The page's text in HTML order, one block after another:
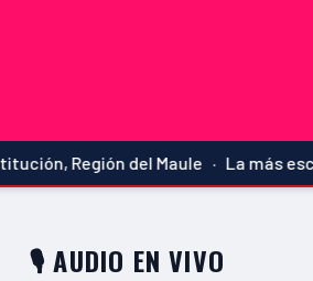
Región del Maule · La más escuchada
🎙️ AUDIO EN VIVO